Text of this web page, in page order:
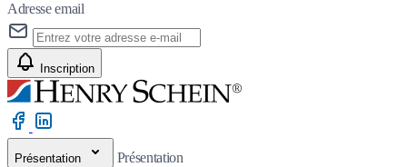
Adresse email
Inscription
Présentation Présentation